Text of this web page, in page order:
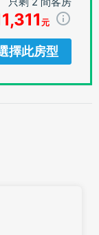
元
擇此房型